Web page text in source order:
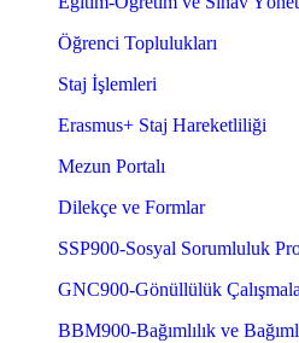
Öğrenci Toplulukları
Staj İşlemleri
Erasmus+ Staj Hareketliliği
Mezun Portalı
Dilekçe ve Formlar
SSP900-Sosyal Sorumluluk
GNC900-Gönüllülük
BBM900-Bağımlılık ve